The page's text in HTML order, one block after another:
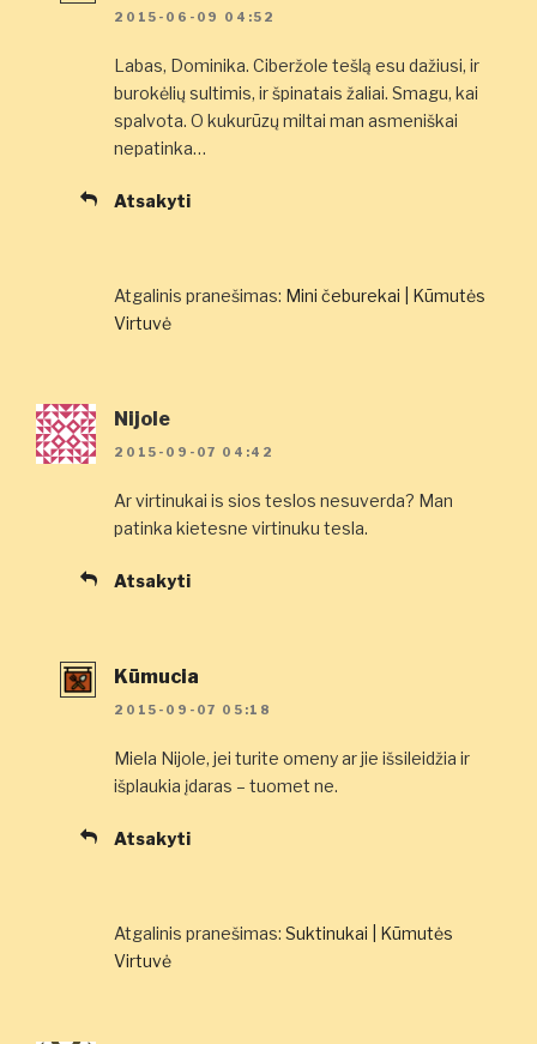
2015-06-09 04:52
Labas, Dominika. Ciberžole tešlą esu dažiusi, ir
burokėlių sultimis, ir špinatais žaliai. Smagu, kai
spalvota. O kukurūzų miltai man asmeniškai
nepatinka…
Atsakyti
Atgalinis pranešimas: Mini čeburekai | Kūmutės
Virtuvė
Nijole
2015-09-07 04:42
Ar virtinukai is sios teslos nesuverda? Man
patinka kietesne virtinuku tesla.
Atsakyti
Kūmucia
2015-09-07 05:18
Miela Nijole, jei turite omeny ar jie išsileidžia ir
išplaukia įdaras – tuomet ne.
Atsakyti
Atgalinis pranešimas: Suktinukai | Kūmutės
Virtuvė